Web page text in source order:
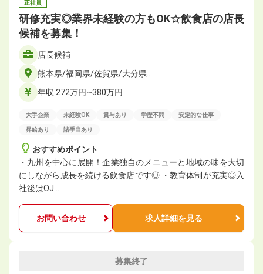
正社員
研修充実◎業界未経験の方もOK☆飲食店の店長
候補を募集！
店長候補
熊本県/福岡県/佐賀県/大分県…
年収 272万円~380万円
大手企業 未経験OK 賞与あり 学歴不問 安定的な仕事
昇給あり 諸手当あり
おすすめポイント
・九州を中心に展開！企業独自のメニューと地域の味を大切
にしながら成長を続ける飲食店です◎ ・教育体制が充実◎入
社後はOJ…
お問い合わせ 求人詳細を見る
募集終了